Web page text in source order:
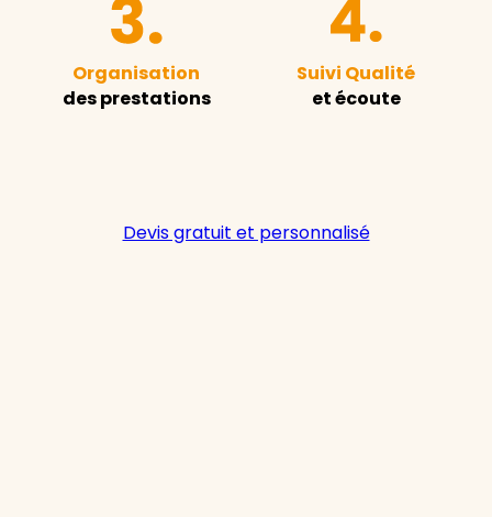
Organisation
des prestations
Suivi Qualité
et écoute
Devis gratuit et personnalisé